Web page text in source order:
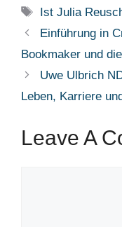
Tags
Ist Julia
Einführung in
Bookmaker und
Uwe Ulbrich
Leben, Karriere
Leave A